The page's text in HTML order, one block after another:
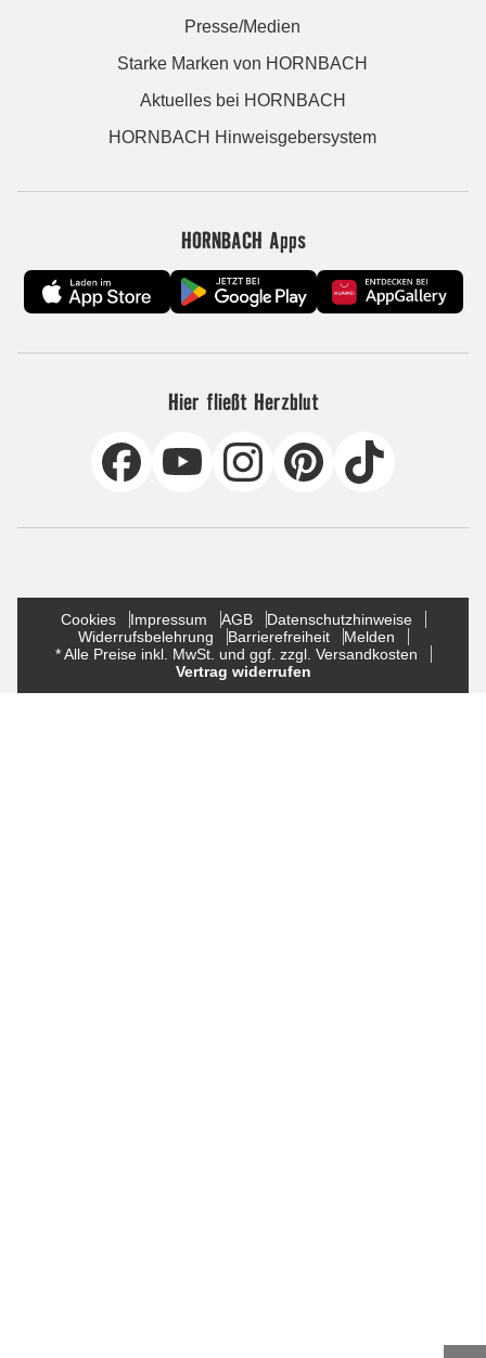
Presse/Medien
Starke Marken von HORNBACH
Aktuelles bei HORNBACH
HORNBACH Hinweisgebersystem
HORNBACH Apps
Hier fließt Herzblut
Cookies Impressum AGB
Datenschutzhinweise
Widerrufsbelehrung
Barrierefreiheit
Melden
* Alle Preise inkl. MwSt. und ggf. zzgl. Versandkosten
Vertrag widerrufen